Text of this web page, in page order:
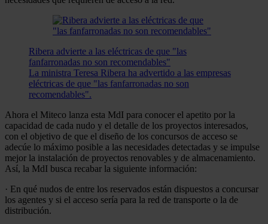
Ribera advierte a las eléctricas de que "las
fanfarronadas no son recomendables"
La ministra Teresa Ribera ha advertido a las empresas
eléctricas de que "las fanfarronadas no son
recomendables".
Ahora el Miteco lanza esta MdI para conocer el apetito por la
capacidad de cada nudo y el detalle de los proyectos interesados,
con el objetivo de que el diseño de los concursos de acceso se
adecúe lo máximo posible a las necesidades detectadas y se impulse
mejor la instalación de proyectos renovables y de almacenamiento.
Así, la MdI busca recabar la siguiente información:
· En qué nudos de entre los reservados están dispuestos a concursar
los agentes y si el acceso sería para la red de transporte o la de
distribución.